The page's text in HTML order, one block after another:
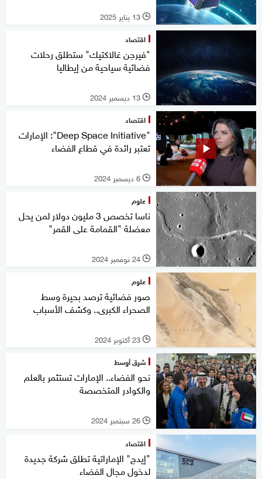
l 13 يناير 2025
اقتصاد
"فيرجن غالاكتيك" ستطلق رحلات
فضائية سياحية من إيطاليا
l 13 ديسمبر 2024
اقتصاد
"Deep Space Initiative": الإمارات
تعتبر رائدة في قطاع الفضاء
l 6 ديسمبر 2024
علوم
ناسا تخصص 3 مليون دولار لمن يحل
معضلة "القمامة على القمر"
l 24 نوفمبر 2024
علوم
صور فضائية ترصد بحيرة وسط
الصحراء الكبرى.. وكشف الأسباب
l 23 أكتوبر 2024
شرق أوسط
نحو الفضاء.. الإمارات تستثمر بالعلم
والكوادر المتخصصة
l 26 سبتمبر 2024
اقتصاد
"إيدج" الإماراتية تطلق شركة جديدة
لدخول مجال الفضاء